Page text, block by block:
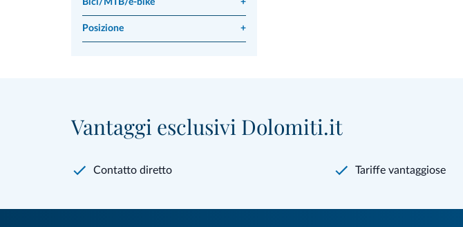
Bici/MTB/e-bike +
Posizione +
Vantaggi esclusivi Dolomiti.it
Contatto diretto Tariffe vantaggiose